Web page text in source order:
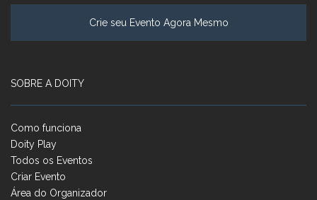
Crie seu Evento Agora Mesmo
SOBRE A DOITY
Como funciona
Doity Play
Todos os Eventos
Criar Evento
Área do Organizador